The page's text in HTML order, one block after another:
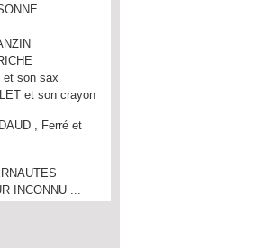
et son sax
et son crayon
, Ferré et
INCONNU ...